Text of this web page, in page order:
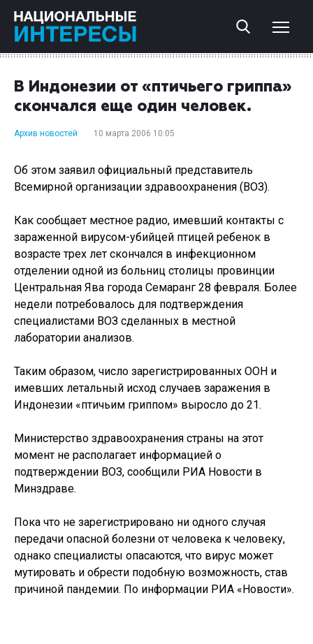
В Индонезии от «птичьего гриппа»
скончался еще один человек.
Архив новостей 10 марта 2006 10:05
Об этом заявил официальный представитель
Всемирной организации здравоохранения (ВОЗ).
Как сообщает местное радио, имевший контакты с
зараженной вирусом-убийцей птицей ребенок в
возрасте трех лет скончался в инфекционном
отделении одной из больниц столицы провинции
Центральная Ява города Семаранг 28 февраля. Более
недели потребовалось для подтверждения
специалистами ВОЗ сделанных в местной
лаборатории анализов.
Таким образом, число зарегистрированных ООН и
имевших летальный исход случаев заражения в
Индонезии «птичьим гриппом» выросло до 21.
Министерство здравоохранения страны на этот
момент не располагает информацией о
подтверждении ВОЗ, сообщили РИА Новости в
Минздраве.
Пока что не зарегистрировано ни одного случая
передачи опасной болезни от человека к человеку,
однако специалисты опасаются, что вирус может
мутировать и обрести подобную возможность, став
причиной пандемии. По информации РИА «Новости».